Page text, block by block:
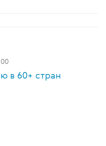
в 60+ стран